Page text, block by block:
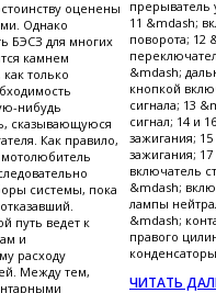
оценены
Однако
БЭСЗ для многих
камнем
только
нибудь
сказывающуюся
Как правило,
мотолюбитель
системы, пока
путь ведет к
и
расходу
Между тем,
прерыватель
11 &mdash;
поворота; 12
&mdash;
кнопкой
сигнала; 13
сигнал; 14 и
зажигания;
зажигания;
включатель
&mdash;
лампы
&mdash;
правого
ЧИТАТЬ